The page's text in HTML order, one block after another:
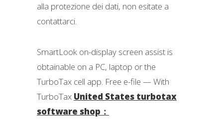
alla protezione dei dati, non esitate a
contattarci.
SmartLook on-display screen assist is
obtainable on a PC, laptop or the
TurboTax cell app. Free e-file — With
TurboTax United States turbotax
software shop：